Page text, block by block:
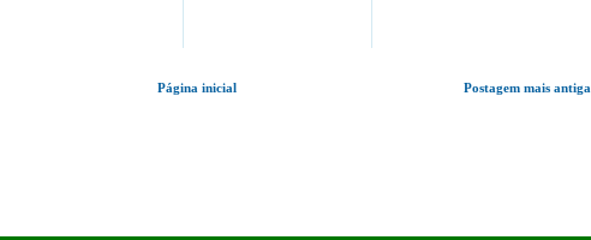
Postagem mais antiga
Página inicial